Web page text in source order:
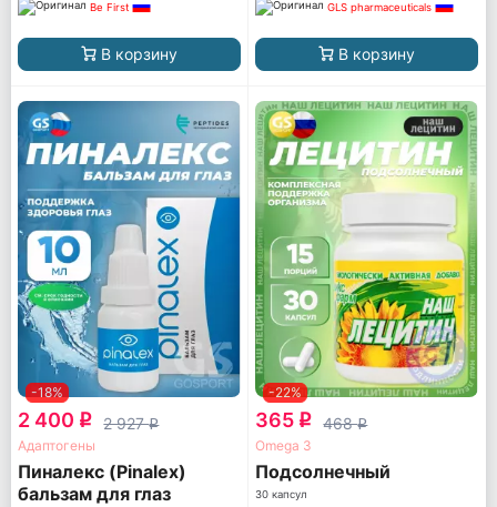
Be First
В корзину
GLS pharmaceuticals
В корзину
-18%
2 400 q 2 927q
Адаптогены
Пиналекс (Pinalex)
бальзам для глаз
-22%
365 q 468q
Omega 3
Подсолнечный
30 капсул